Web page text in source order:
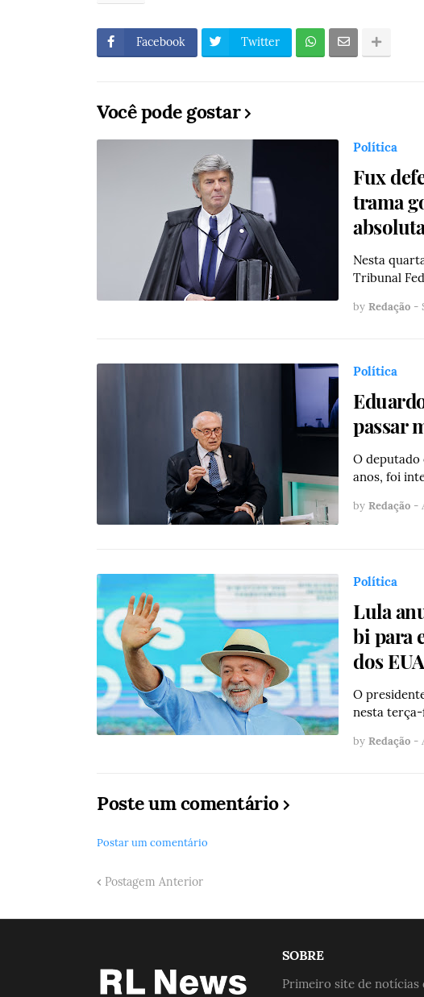
Facebook Twitter
Você pode gostar
Política
Fux
trama
Nesta
Tribunal
by Redação -
Política
passar
O deputado
anos, foi
by Redação -
Política
Lula
bi para
dos EUA
O
nesta
by Redação -
Poste um comentário
Postar um comentário
Postagem Anterior
SOBRE
Primeiro site de notícias